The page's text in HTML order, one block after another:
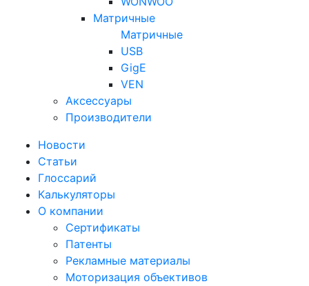
Матричные
Матричные
USB
GigE
VEN
Аксессуары
Производители
Новости
Статьи
Глоссарий
Калькуляторы
О компании
Сертификаты
Патенты
Рекламные материалы
Моторизация объективов